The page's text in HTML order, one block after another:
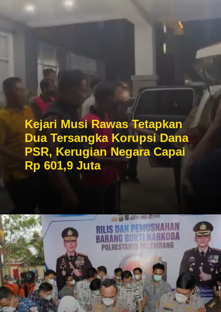
Kejari Musi Rawas Tetapkan
Dua Tersangka Korupsi Dana
PSR, Kerugian Negara Capai
Rp 601,9 Juta